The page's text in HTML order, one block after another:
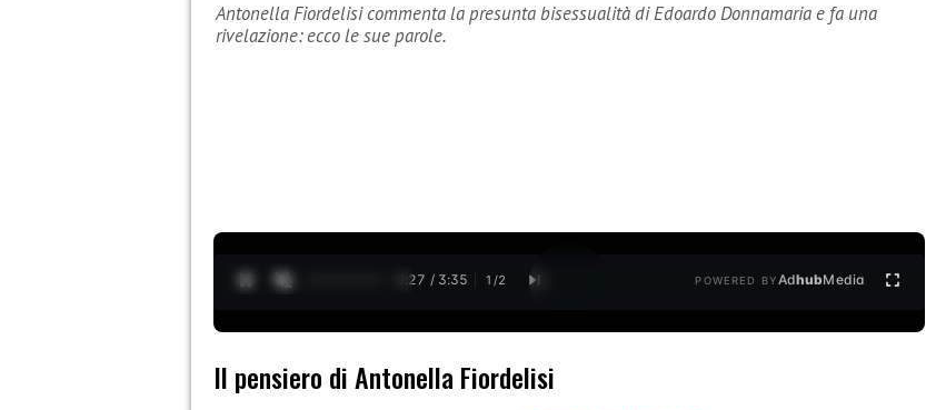
Antonella Fiordelisi commenta la presunta bisessualità di Edoardo Donnamaria e fa una
rivelazione: ecco le sue parole.
0:28 / 3:35 1 /2 POWERED BYAdhubMedia
Il pensiero di Antonella Fiordelisi